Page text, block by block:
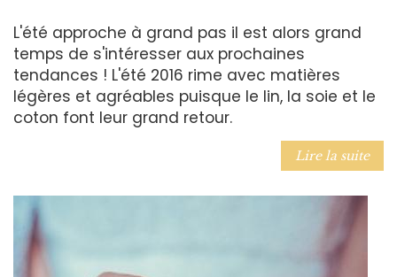
L'été approche à grand pas il est alors grand
temps de s'intéresser aux prochaines
tendances ! L'été 2016 rime avec matières
légères et agréables puisque le lin, la soie et le
coton font leur grand retour.
Lire la suite